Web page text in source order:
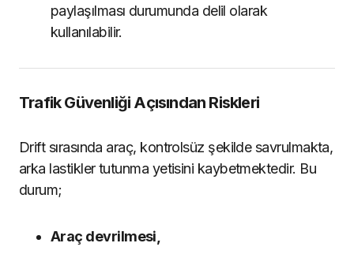
paylaşılması durumunda delil olarak
kullanılabilir.
Trafik Güvenliği Açısından Riskleri
Drift sırasında araç, kontrolsüz şekilde savrulmakta,
arka lastikler tutunma yetisini kaybetmektedir. Bu
durum;
Araç devrilmesi,